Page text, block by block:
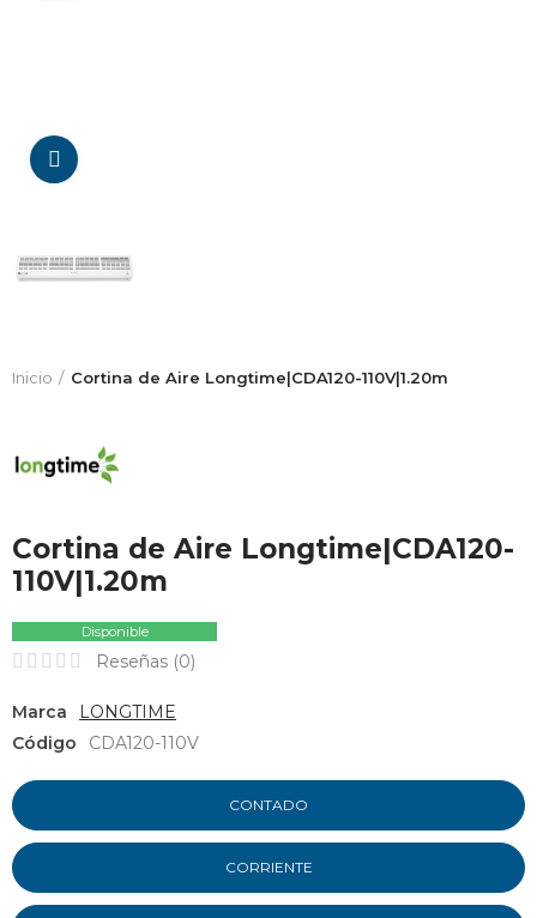
Inicio Cortina de Aire Longtime|CDA120-110V|1.20m
Cortina de Aire Longtime|CDA120-
110V|1.20m
Disponible
Reseñas (0)
Marca
LONGTIME
Código
CDA120-110V
CONTADO
CORRIENTE